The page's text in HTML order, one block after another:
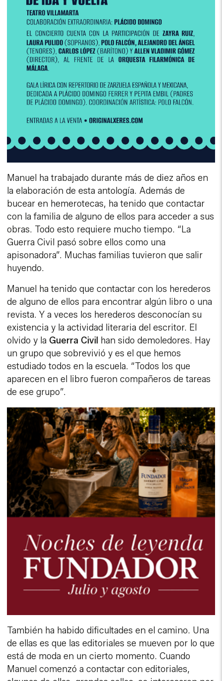
Manuel ha trabajado durante más de diez años en
la elaboración de esta antología. Además de
bucear en hemerotecas, ha tenido que contactar
con la familia de alguno de ellos para acceder a sus
obras. Todo esto requiere mucho tiempo. “La
Guerra Civil pasó sobre ellos como una
apisonadora”. Muchas familias tuvieron que salir
huyendo.
Manuel ha tenido que contactar con los herederos
de alguno de ellos para encontrar algún libro o una
revista. Y a veces los herederos desconocían su
existencia y la actividad literaria del escritor. El
olvido y la Guerra Civil han sido demoledores. Hay
un grupo que sobrevivió y es el que hemos
estudiado todos en la escuela. “Todos los que
aparecen en el libro fueron compañeros de tareas
de ese grupo”.
También ha habido dificultades en el camino. Una
de ellas es que las editoriales se mueven por lo que
está de moda en un cierto momento. Cuando
Manuel comenzó a contactar con editoriales,